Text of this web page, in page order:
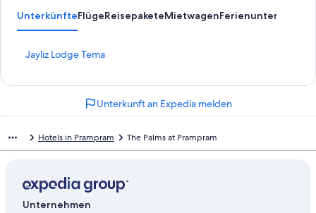
UnterkünfteFlügeReisepaketeMietwagenFerienunterkünfte
Jayliz Lodge Tema
L
d
d
e
f
o
Unterkunft an Expedia melden
Hotels in Prampram The Palms at Prampram
Unternehmen